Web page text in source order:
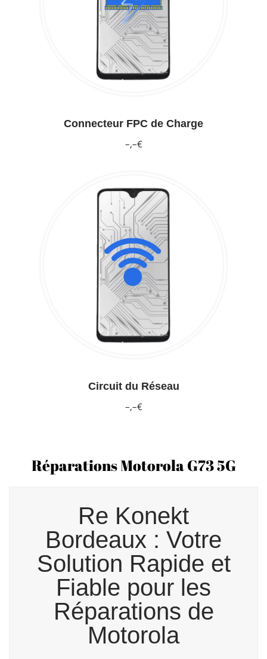
Connecteur FPC de Charge
–,–€
Circuit du Réseau
–,–€
Réparations Motorola G73 5G
Re Konekt
Bordeaux : Votre
Solution Rapide et
Fiable pour les
Réparations de
Motorola